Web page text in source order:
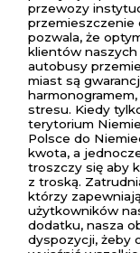
przewozy
przemieszczenie
pozwala, że
klientów
autobusy
miast są
stresu. Kiedy
terytorium
Polsce do
kwota, a
troszczy się aby
z troską.
którzy
użytkowników
dodatku, nasza
dyspozycji, żeby